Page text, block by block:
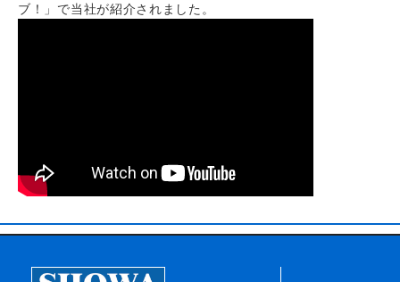
ブ！」で当社が紹介されました。